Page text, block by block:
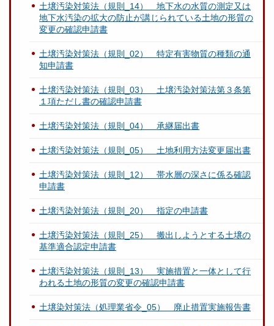
土壌汚染対策法（規則_14） 地下水の水質の測定又は
地下水汚染の拡大の防止が講じられている土地の形質の
変更の確認申請書
土壌汚染対策法（規則_02） 特定有害物質の種類の通
知申請書
土壌汚染対策法（規則_03） 土壌汚染対策法第３条第
１項ただし書の確認申請書
土壌汚染対策法（規則_04） 承継届出書
土壌汚染対策法（規則_05） 土地利用方法変更届出書
土壌汚染対策法（規則_12） 帯水層の深さに係る確認
申請書
土壌汚染対策法（規則_20） 指定の申請書
土壌汚染対策法（規則_25） 搬出しようとする土壌の
基準適合認定申請書
土壌汚染対策法（規則_13） 実施措置と一体として行
われる土地の形質の変更の確認申請書
土壌染対策法（処理業省令_05） 廃止措置実施報告書